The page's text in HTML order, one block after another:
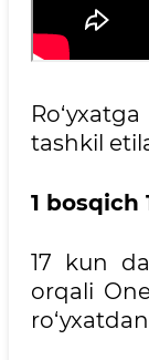
tashkil
1 bosqich
17 kun
orqali